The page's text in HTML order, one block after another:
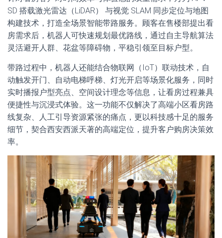
SD 搭载激光雷达（LiDAR） 与视觉 SLAM 同步定位与地图
构建技术，打造全场景智能带路服务。顾客在售楼部提出看
房需求后，机器人可快速规划最优路线，通过自主导航算法
灵活避开人群、花盆等障碍物，平稳引领至目标户型。
带路过程中，机器人还能结合物联网（IoT）联动技术，自
动触发开门、自动电梯呼梯、灯光开启等场景化服务，同时
实时播报户型亮点、空间设计理念等信息，让看房过程兼具
便捷性与沉浸式体验。这一功能不仅解决了高端小区看房路
线复杂、人工引导资源紧张的痛点，更以科技感十足的服务
细节，契合西安西派天著的高端定位，提升客户购房决策效
率。